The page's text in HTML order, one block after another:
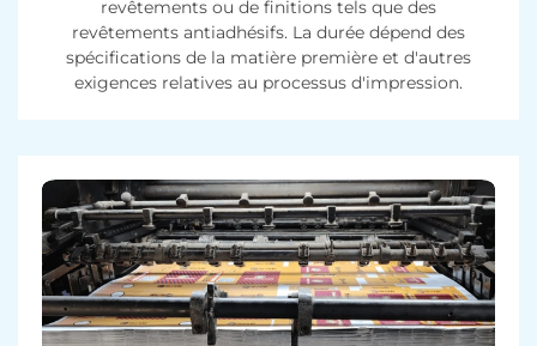
revêtements ou de finitions tels que des
revêtements antiadhésifs. La durée dépend des
spécifications de la matière première et d'autres
exigences relatives au processus d'impression.